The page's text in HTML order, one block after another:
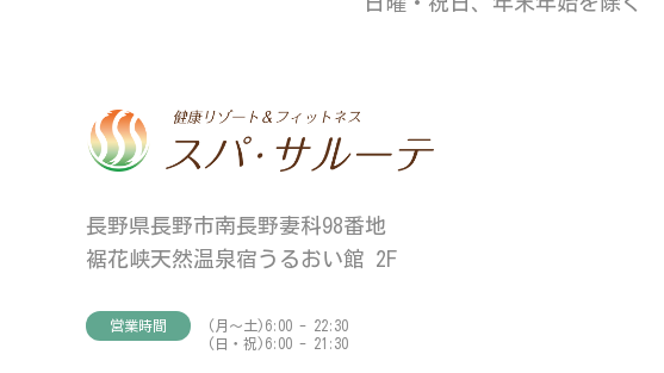
長野県長野市南長野妻科98番地
裾花峡天然温泉宿うるおい館 2F
営業時間
(月～土)6:00 - 22:30
(日・祝)6:00 - 21:30